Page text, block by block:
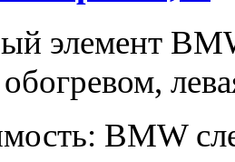
элемент
BMW